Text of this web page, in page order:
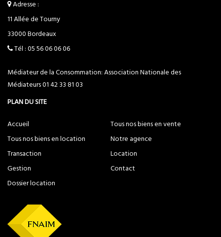
Adresse :
11 Allée de Tourny
33000Bordeaux
Tél :05 56 06 06 06
Médiateur de la Consommation: Association Nationale des
Médiateurs01 42 33 81 03
PLAN DU SITE
Accueil
Tous nos biens en vente
Tous nos biens en location
Notre agence
Transaction
Location
Gestion
Contact
Dossier location